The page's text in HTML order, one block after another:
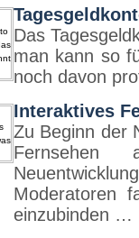
Das
man kann so
noch davon
Interaktives
Zu Beginn der
Fernsehen
Moderatoren
einzubinden …